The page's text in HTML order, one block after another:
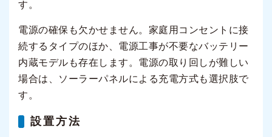
す。
電源の確保も欠かせません。家庭用コンセントに接
続するタイプのほか、電源工事が不要なバッテリー
内蔵モデルも存在します。電源の取り回しが難しい
場合は、ソーラーパネルによる充電方式も選択肢で
す。
設置方法